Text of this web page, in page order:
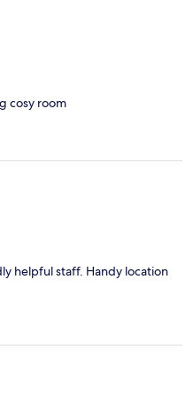
cosy room
helpful staff. Handy location